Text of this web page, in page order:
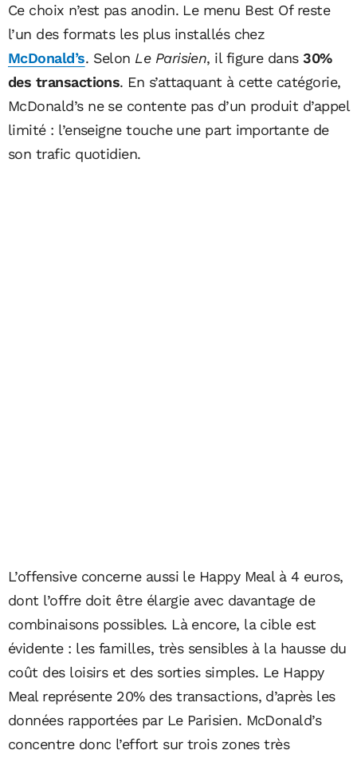
Ce choix n’est pas anodin. Le menu Best Of reste
l’un des formats les plus installés chez
McDonald’s. Selon Le Parisien, il figure dans30%
des transactions. En s’attaquant à cette catégorie,
McDonald’s ne se contente pas d’un produit d’appel
limité : l’enseigne touche une part importante de
son trafic quotidien.
L’offensive concerne aussi le Happy Meal à 4 euros,
dont l’offre doit être élargie avec davantage de
combinaisons possibles. Là encore, la cible est
évidente : les familles, très sensibles à la hausse du
coût des loisirs et des sorties simples. Le Happy
Meal représente 20% des transactions, d’après les
données rapportées par Le Parisien. McDonald’s
concentre donc l’effort sur trois zones très